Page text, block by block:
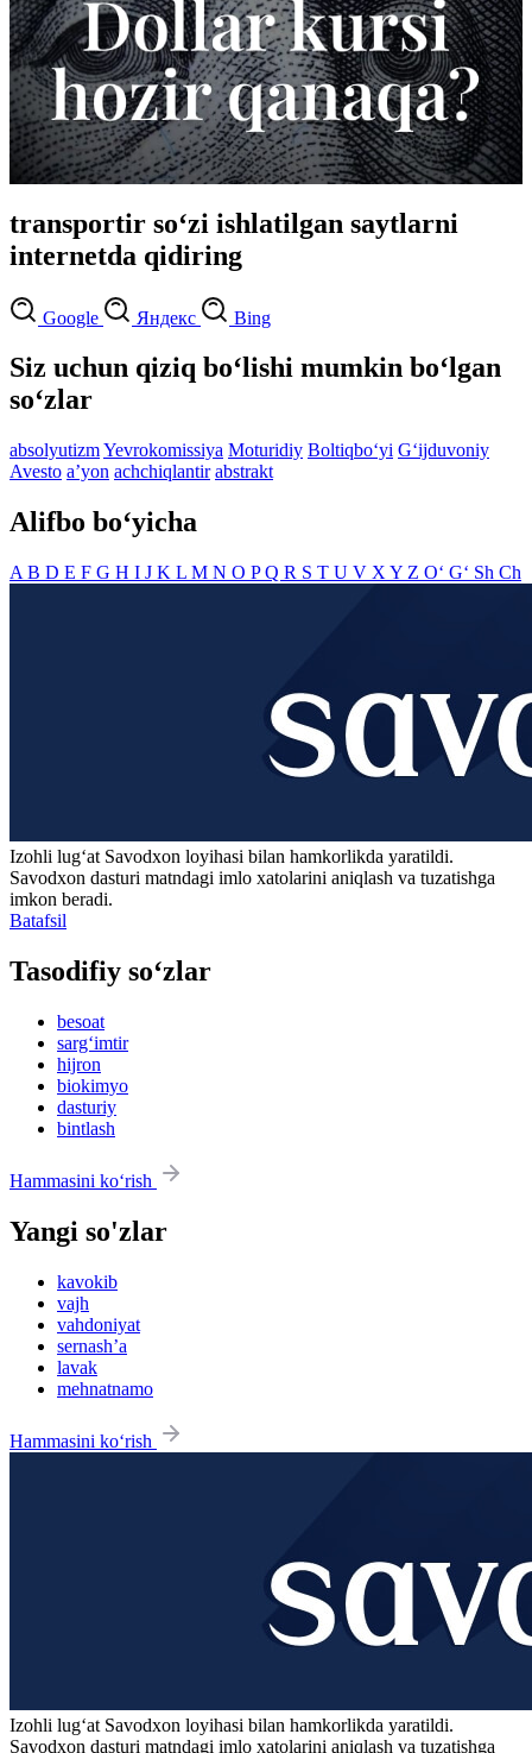
transportir so‘zi ishlatilgan saytlarni
internetda qidiring
Google Яндекс Bing
Siz uchun qiziq bo‘lishi mumkin bo‘lgan
so‘zlar
absolyutizmYevrokomissiya Moturidiy Boltiqbo‘yi G‘ijduvoniy
Avesto aʼyon achchiqlantir abstrakt
Alifbo bo‘yicha
A B D E F G H I J K L M N O PQ R S T U V X Y Z O‘ G‘ Sh Ch
Izohli lugʻat Savodxon loyihasi bilan hamkorlikda yaratildi.
Savodxon dasturi matndagi imlo xatolarini aniqlash va tuzatishga
imkon beradi.
Batafsil
Tasodifiy so‘zlar
besoat
sarg‘imtir
hijron
biokimyo
dasturiy
bintlash
Hammasini ko‘rish
Yangi so'zlar
kavokib
vajh
vahdoniyat
sernash’a
lavak
mehnatnamo
Hammasini ko‘rish
Izohli lugʻat Savodxon loyihasi bilan hamkorlikda yaratildi.
Savodxon dasturi matndagi imlo xatolarini aniqlash va tuzatishga